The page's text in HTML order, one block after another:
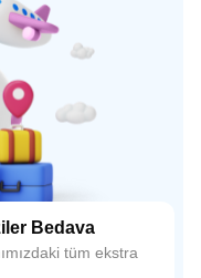
Bedava
tüm ekstra